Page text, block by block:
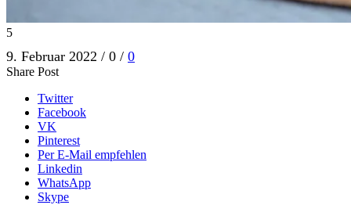
5
9. Februar 2022 / 0 / 0
Share Post
Twitter
Facebook
VK
Pinterest
Per E-Mail empfehlen
Linkedin
WhatsApp
Skype